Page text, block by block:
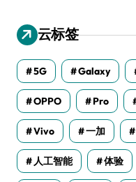
云标签
5G Galaxy
OPPO Pro
Vivo 一加
人工智能 体验